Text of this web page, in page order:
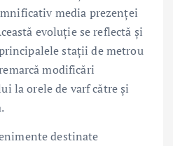
media prezenței
evoluție se reflectă și
stații de metrou
modificări
la orele de varf către și
destinate